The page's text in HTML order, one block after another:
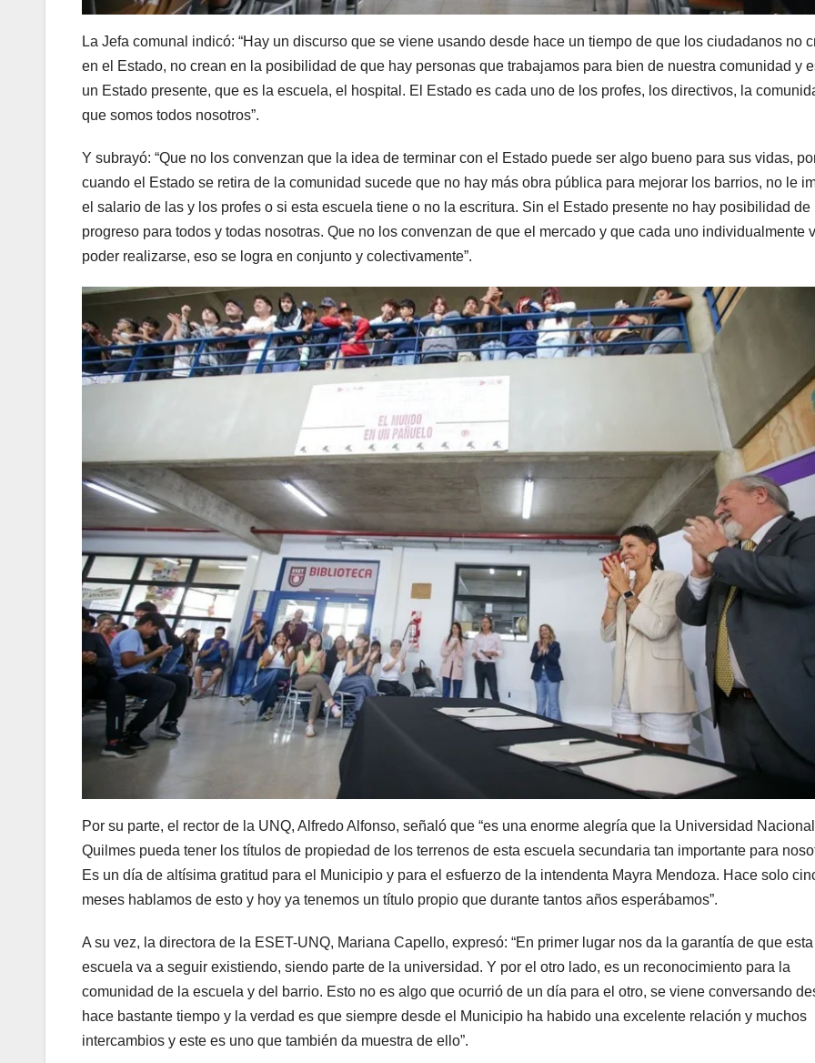
La Jefa comunal indicó: “Hay un discurso que se viene usando desde hace un tiempo de que los ciudadanos no
en el Estado, no crean en la posibilidad de que hay personas que trabajamos para bien de nuestra comunidad y
un Estado presente, que es la escuela, el hospital. El Estado es cada uno de los profes, los directivos, la
que somos todos nosotros”.
Y subrayó: “Que no los convenzan que la idea de terminar con el Estado puede ser algo bueno para sus vidas,
cuando el Estado se retira de la comunidad sucede que no hay más obra pública para mejorar los barrios, no le
el salario de las y los profes o si esta escuela tiene o no la escritura. Sin el Estado presente no hay posibilidad de
progreso para todos y todas nosotras. Que no los convenzan de que el mercado y que cada uno individualmente
poder realizarse, eso se logra en conjunto y colectivamente”.
Por su parte, el rector de la UNQ, Alfredo Alfonso, señaló que “es una enorme alegría que la Universidad
Quilmes pueda tener los títulos de propiedad de los terrenos de esta escuela secundaria tan importante para
Es un día de altísima gratitud para el Municipio y para el esfuerzo de la intendenta Mayra Mendoza. Hace solo
meses hablamos de esto y hoy ya tenemos un título propio que durante tantos años esperábamos”.
A su vez, la directora de la ESET-UNQ, Mariana Capello, expresó: “En primer lugar nos da la garantía de que esta
escuela va a seguir existiendo, siendo parte de la universidad. Y por el otro lado, es un reconocimiento para la
comunidad de la escuela y del barrio. Esto no es algo que ocurrió de un día para el otro, se viene conversando
hace bastante tiempo y la verdad es que siempre desde el Municipio ha habido una excelente relación y muchos
intercambios y este es uno que también da muestra de ello”.